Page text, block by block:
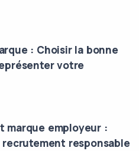
: Choisir la bonne
votre
marque employeur :
responsable